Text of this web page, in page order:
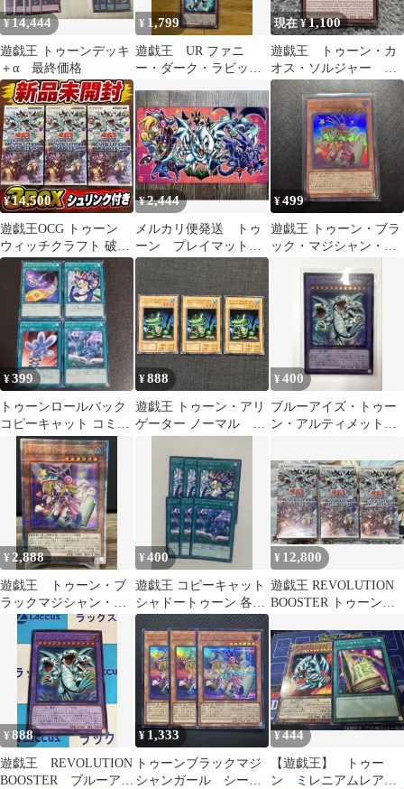
¥14,444
遊戯王 トゥーンデッキ
＋α 最終価格
¥ 1,799
遊戯王 UR ファニ
ー・ダーク・ラビッ
現在 ¥1,100
遊戯王 トゥーン・カ
オス・ソルジャー 英
語版 プラチナシークレ
ット
¥14,500
遊戯王OCG トゥーン
ウィッチクラフト 破械
3BOX シュリンク付
¥2,444
メルカリ便発送 トゥ
ーン プレイマット
収納ケース付き 同
人 コミケ
¥499
遊戯王 トゥーン・ブラ
ック・マジシャン・ガ
¥399
トゥーンロールバック
コピーキャット コミッ
クハンド シャドートゥ
ーン セット
¥888
遊戯王 トゥーン・アリ
ゲーター ノーマル 3
¥400
ブルーアイズ・トゥー
ン・アルティメットド
ウルトラ
¥ 2,888
遊戯王 トゥーン・ブ
ラックマジシャン・ガ
ール クオシク 25th
¥400
遊戯王 コピーキャット
シャドートゥーン 各3
枚 まとめ
¥ 12,800
遊戯王 REVOLUTION
BOOSTER トゥーン・
械
¥888
遊戯王 REVOLUTION
BOOSTER ブルーアイ
¥ 1,333
トゥーンブラックマジ
シャンガール シーク
¥444
【遊戯王】 トゥー
ン ミレニアムレア